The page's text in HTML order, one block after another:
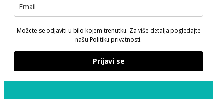
Možete se odjaviti u bilo kojem trenutku. Za više detalja pogledajte
našu Politiku privatnosti.
Prijavi se